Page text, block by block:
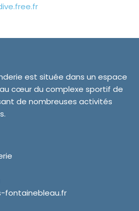
est située dans un espace
cœur du complexe sportif de
de nombreuses activités
fontainebleau.fr